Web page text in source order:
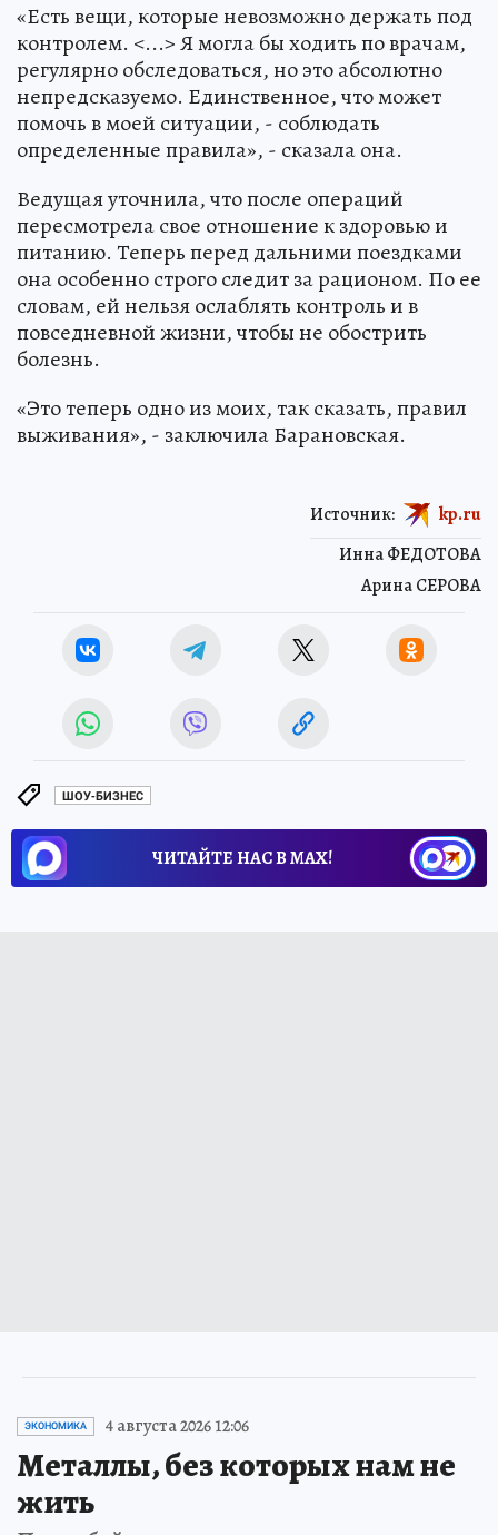
«Есть вещи, которые невозможно держать под
контролем. <...> Я могла бы ходить по врачам,
регулярно обследоваться, но это абсолютно
непредсказуемо. Единственное, что может
помочь в моей ситуации, - соблюдать
определенные правила», - сказала она.
Ведущая уточнила, что после операций
пересмотрела свое отношение к здоровью и
питанию. Теперь перед дальними поездками
она особенно строго следит за рационом. По ее
словам, ей нельзя ослаблять контроль и в
повседневной жизни, чтобы не обострить
болезнь.
«Это теперь одно из моих, так сказать, правил
выживания», - заключила Барановская.
Инна ФЕДОТОВА
Арина СЕРОВА
Источник: kp.ru
ШОУ-БИЗНЕС
ЧИТАЙТЕ НАС В МАХ!
ЭКОНОМИКА 4 августа 2026 12:06
Металлы, без которых нам не
жить